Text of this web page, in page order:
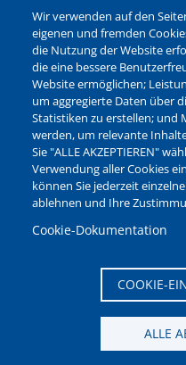
Barrierefreiheit
Leichte Sprache
Bankverbindungen
Pressestelle
Kontakt
NEWSLETTER
Jetzt die verschiedenen
abonnieren:
Newsletter verwalten
Wir verwenden auf den
eigenen und fremden
die Nutzung der Website
die eine bessere
Website ermöglichen;
um aggregierte Daten über
Statistiken zu erstellen; und
werden, um relevante
Sie "ALLE AKZEPTIEREN"
Verwendung aller Cookies
können Sie jederzeit
ablehnen und Ihre
Cookie-Dokumentation
COOKIE-
ALLE